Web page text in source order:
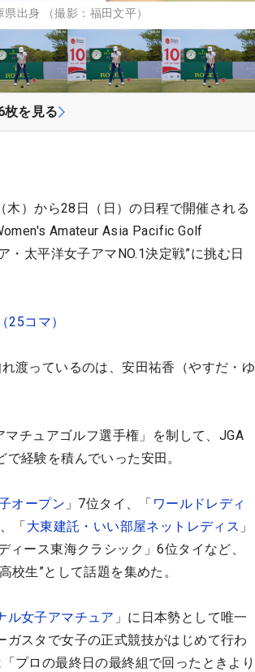
出身 （撮影：福田文平）
枚を見る
）から28日（日）の日程で開催される
Amateur Asia Pacific Golf
太平洋女子アマNO.1決定戦”に挑む日
コマ）
渡っているのは、安田祐香（やすだ・ゆ
チュアゴルフ選手権」を制して、JGA
経験を積んでいった安田。
オープン 」7位タイ、「 ワールドレディ
「 大東建託・いい部屋ネットレディス 」
ース東海クラシック」6位タイなど、
校生”として話題を集めた。
ル女子アマチュア 」に日本勢として唯一
スタで女子の正式競技がはじめて行わ
プロの最終日の最終組で回ったときより